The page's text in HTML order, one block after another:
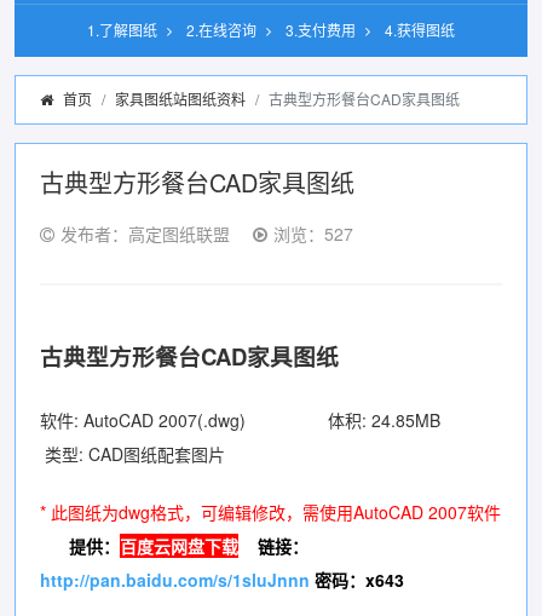
1.了解图纸 2.在线咨询 3.支付费用 4.获得图纸
首页 家具图纸站图纸资料 古典型方形餐台CAD家具图纸
古典型方形餐台CAD家具图纸
发布者：高定图纸联盟 浏览：527
古典型方形餐台CAD家具图纸
软件: AutoCAD 2007(.dwg) 体积: 24.85MB
类型: CAD图纸配套图片
* 此图纸为dwg格式，可编辑修改，需使用AutoCAD 2007软件
提供： 百度云网盘下载 链接：
http://pan.baidu.com/s/1sluJnnn 密码：x643